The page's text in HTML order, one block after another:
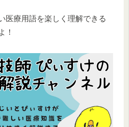
医療用語を楽しく理解できる
！